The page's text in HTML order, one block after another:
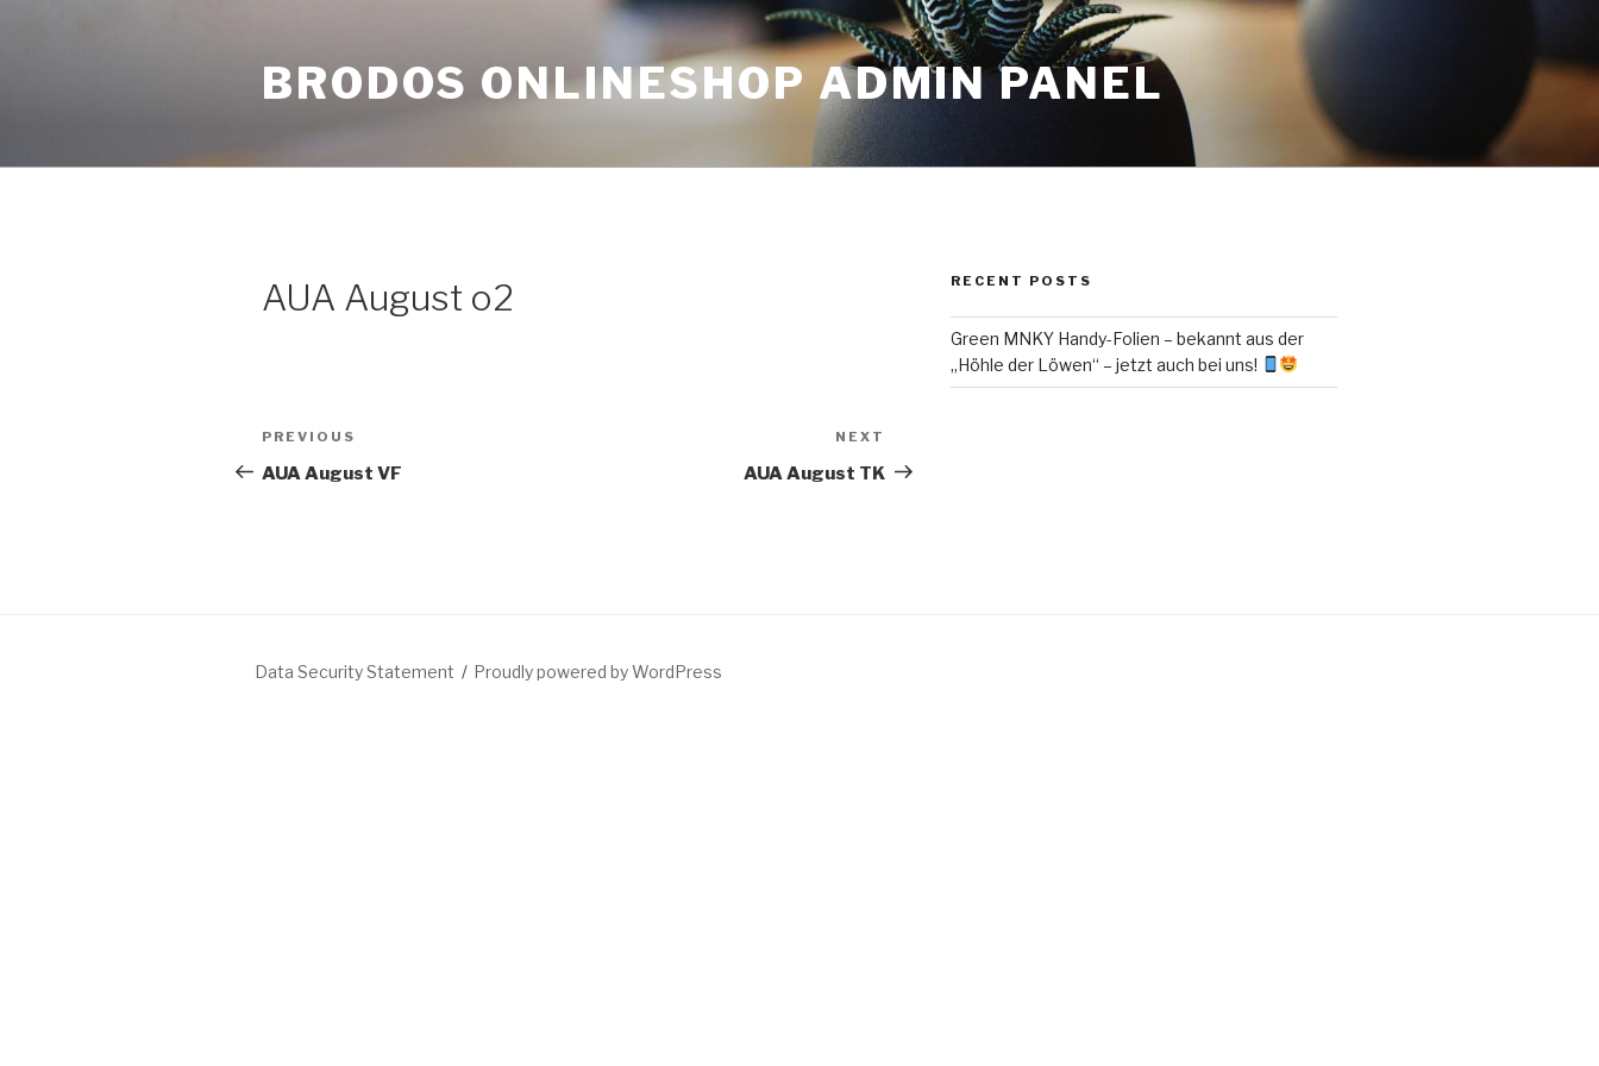
BRODOS ONLINESHOP ADMIN PANEL
AUA August o2
Post
navigation
Previous
Post
PREVIOUS
AUA August VF
Post
NEXT
AUA August TK
RECENT POSTS
Green MNKY Handy-Folien – bekannt aus der
„Höhle der Löwen“ – jetzt auch bei uns!
Data Security Statement Proudly powered by WordPress